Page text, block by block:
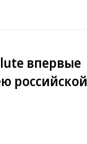
впервые
российской